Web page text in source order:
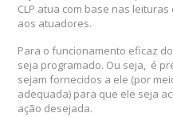
CLP atua com base nas
aos atuadores.
Para o funcionamento eficaz
seja programado. Ou seja, é
sejam fornecidos a ele (por
adequada) para que ele seja
ação desejada.